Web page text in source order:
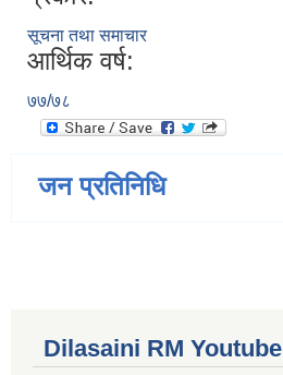
सूचना तथा समाचार
आर्थिक वर्ष:
७७/७८
जन प्रतिनिधि
Dilasaini RM Youtube